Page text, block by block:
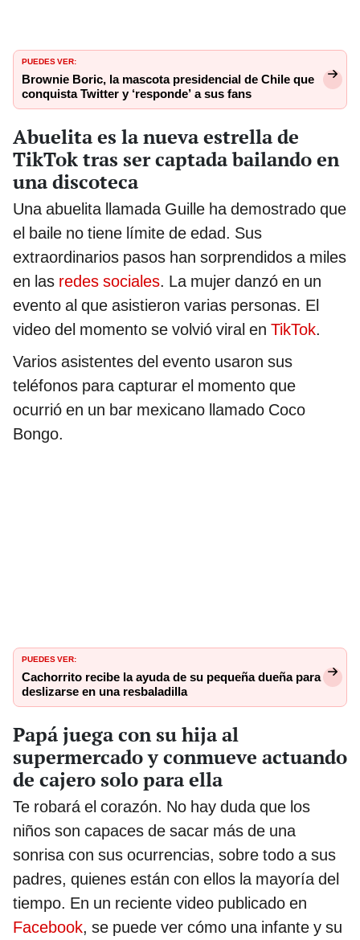
PUEDES VER:
Brownie Boric, la mascota presidencial de Chile que
conquista Twitter y ‘responde’ a sus fans
Abuelita es la nueva estrella de
TikTok tras ser captada bailando en
una discoteca
Una abuelita llamada Guille ha demostrado que
el baile no tiene límite de edad. Sus
extraordinarios pasos han sorprendidos a miles
en las redes sociales. La mujer danzó en un
evento al que asistieron varias personas. El
video del momento se volvió viral en TikTok.
Varios asistentes del evento usaron sus
teléfonos para capturar el momento que
ocurrió en un bar mexicano llamado Coco
Bongo.
PUEDES VER:
Cachorrito recibe la ayuda de su pequeña dueña para
deslizarse en una resbaladilla
Papá juega con su hija al
supermercado y conmueve actuando
de cajero solo para ella
Te robará el corazón. No hay duda que los
niños son capaces de sacar más de una
sonrisa con sus ocurrencias, sobre todo a sus
padres, quienes están con ellos la mayoría del
tiempo. En un reciente video publicado en
Facebook, se puede ver cómo una infante y su